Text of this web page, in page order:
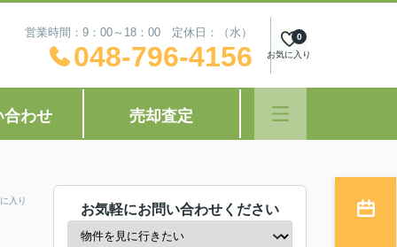
営業時間：9：00～18：00 定休日：（水）
048-796-4156 お気に入り
0
合わせ 売却査定
入り
お気軽にお問い合わせください